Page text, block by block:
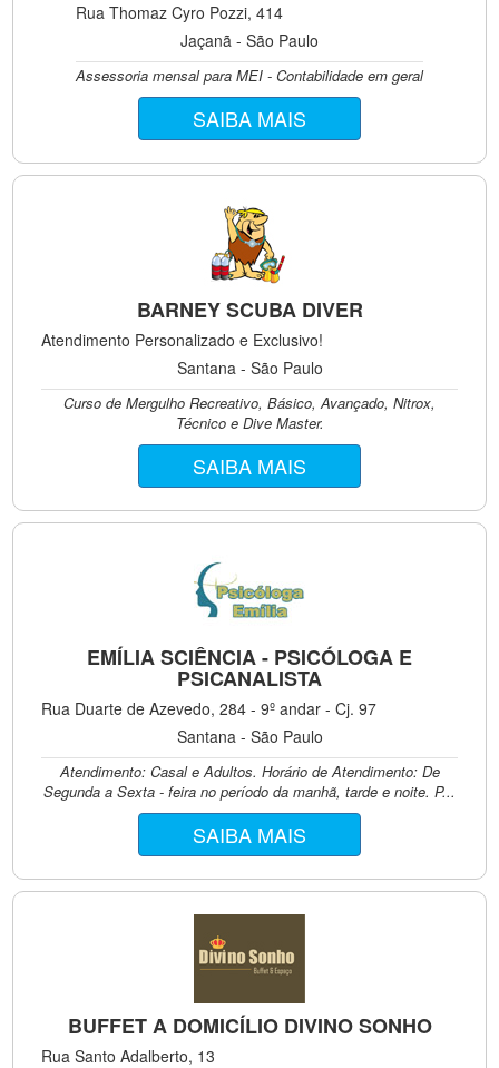
Rua Thomaz Cyro Pozzi, 414
Jaçanã - São Paulo
Assessoria mensal para MEI - Contabilidade em geral
SAIBA MAIS
BARNEY SCUBA DIVER
Atendimento Personalizado e Exclusivo!
Santana - São Paulo
Curso de Mergulho Recreativo, Básico, Avançado, Nitrox,
Técnico e Dive Master.
SAIBA MAIS
EMÍLIA SCIÊNCIA - PSICÓLOGA E
PSICANALISTA
Rua Duarte de Azevedo, 284 - 9º andar - Cj. 97
Santana - São Paulo
Atendimento: Casal e Adultos. Horário de Atendimento: De
Segunda a Sexta - feira no período da manhã, tarde e noite. P...
SAIBA MAIS
BUFFET A DOMICÍLIO DIVINO SONHO
Rua Santo Adalberto, 13